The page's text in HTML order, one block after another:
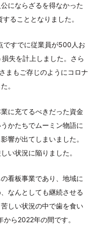
にならざるを得なかった
ることとなりました。
ですでに従業員が500人お
失を計上しました。さら
まもご存じのようにコロナ
。
に充てるべきだった資金
かたちでムーミン物語に
響が出てしまいました。
い状況に陥りました。
看板事業であり、地域に
なんとしても継続させる
しい状況の中で歯を食い
ら2022年の間です。